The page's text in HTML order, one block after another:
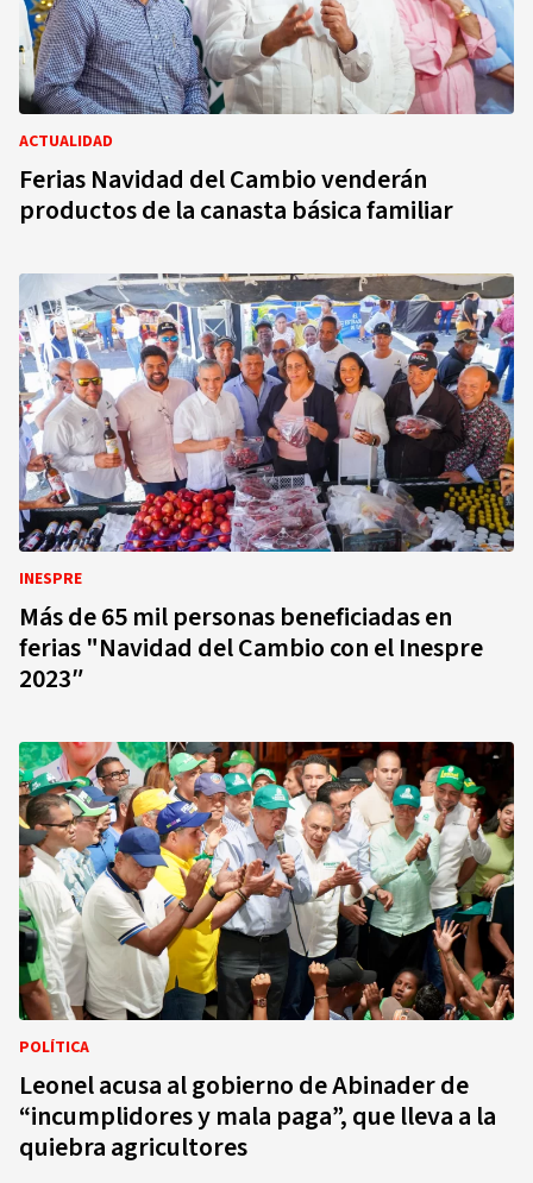
ACTUALIDAD
Ferias Navidad del Cambio venderán
productos de la canasta básica familiar
INESPRE
Más de 65 mil personas beneficiadas en
ferias "Navidad del Cambio con el Inespre
2023″
POLÍTICA
Leonel acusa al gobierno de Abinader de
“incumplidores y mala paga”, que lleva a la
quiebra agricultores